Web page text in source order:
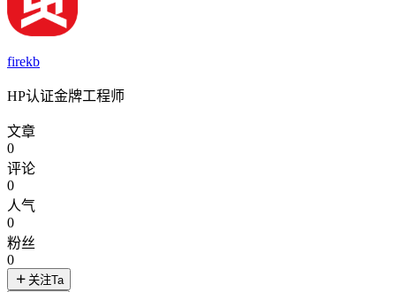
firekb
HP认证金牌工程师
文章
0
评论
0
人气
0
粉丝
0
关注Ta